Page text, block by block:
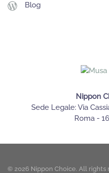
Blog
Nippon
Sede Legale: Via
Roma -
© 2026 Nippon Choice. All rights